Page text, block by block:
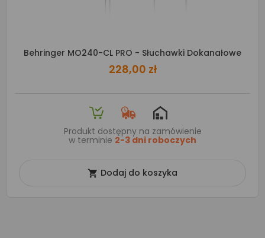
Behringer MO240-CL PRO - Słuchawki Dokanałowe
228,00 zł
Produkt dostępny na zamówienie
w terminie 2-3 dni roboczych
 Dodaj do koszyka